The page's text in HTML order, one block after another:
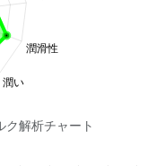
ク解析チャート